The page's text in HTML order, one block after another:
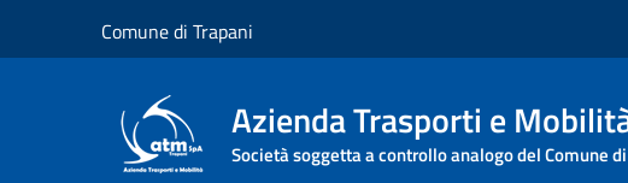
Comune di Trapani
Azienda Trasporti e
Società soggetta a controllo analogo del Comune